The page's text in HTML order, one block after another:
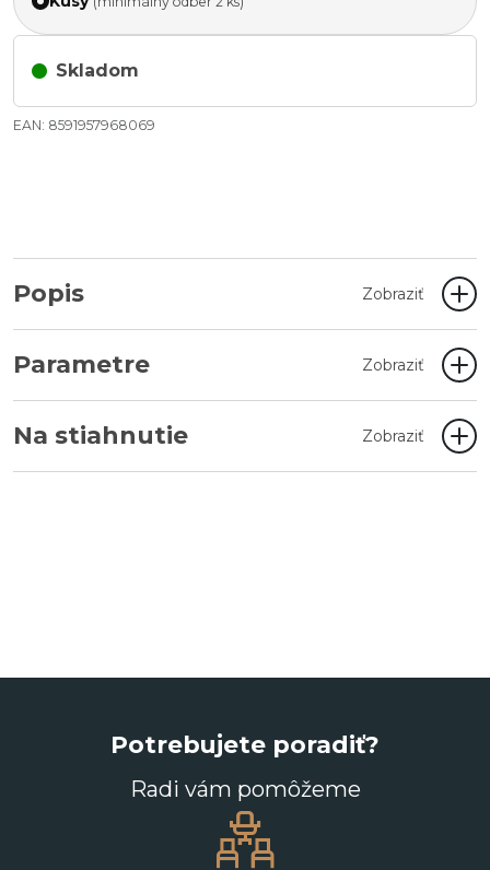
Skladom
EAN: 8591957968069
Popis Zobraziť
Parametre Zobraziť
Na stiahnutie Zobraziť
Potrebujete poradiť?
Radi vám pomôžeme